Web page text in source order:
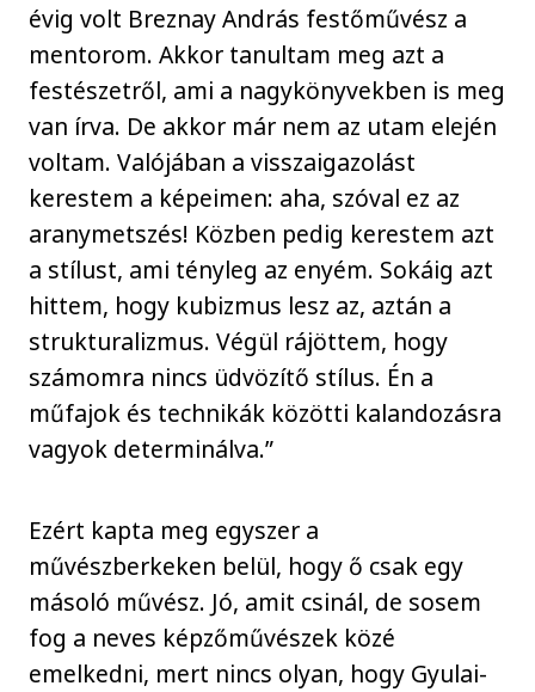
évig volt Breznay András festőművész a
mentorom. Akkor tanultam meg azt a
festészetről, ami a nagykönyvekben is meg
van írva. De akkor már nem az utam elején
voltam. Valójában a visszaigazolást
kerestem a képeimen: aha, szóval ez az
aranymetszés! Közben pedig kerestem azt
a stílust, ami tényleg az enyém. Sokáig azt
hittem, hogy kubizmus lesz az, aztán a
strukturalizmus. Végül rájöttem, hogy
számomra nincs üdvözítő stílus. Én a
műfajok és technikák közötti kalandozásra
vagyok determinálva.”
Ezért kapta meg egyszer a
művészberkeken belül, hogy ő csak egy
másoló művész. Jó, amit csinál, de sosem
fog a neves képzőművészek közé
emelkedni, mert nincs olyan, hogy Gyulai-